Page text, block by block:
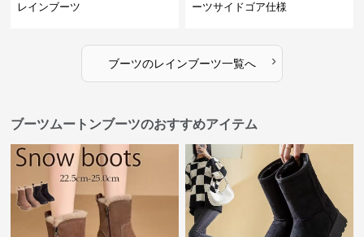
レインブーツ
ーツサイドゴア仕様
ブーツのレインブーツ一覧へ ›
ブーツムートンブーツのおすすめアイテム